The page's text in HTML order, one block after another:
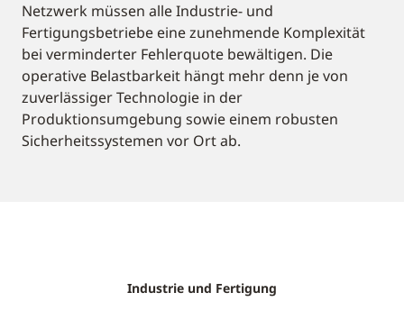
Netzwerk müssen alle Industrie- und
Fertigungsbetriebe eine zunehmende Komplexität
bei verminderter Fehlerquote bewältigen. Die
operative Belastbarkeit hängt mehr denn je von
zuverlässiger Technologie in der
Produktionsumgebung sowie einem robusten
Sicherheitssystemen vor Ort ab.
Industrie und Fertigung